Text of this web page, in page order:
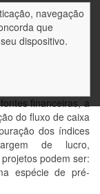
navegação
que
dispositivo.
um determinado
economista é
estudos
projeto.
financeiras, a
do fluxo de caixa
dos índices
de lucro,
podem ser:
espécie de pré-